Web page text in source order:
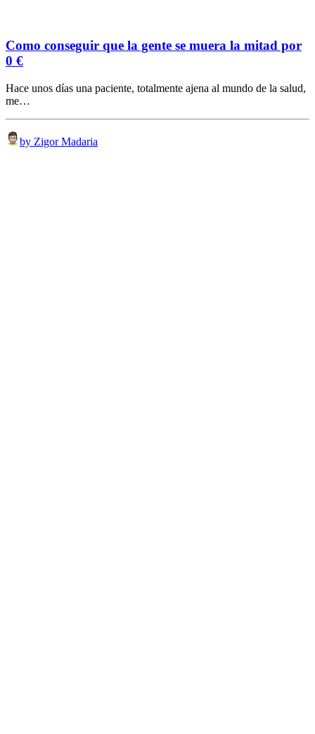
Como conseguir que la gente se muera la mitad por
0 €
Hace unos días una paciente, totalmente ajena al mundo de la salud,
me…
by Zigor Madaria